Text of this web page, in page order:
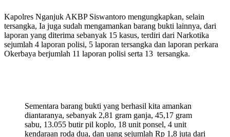
Kapolres Nganjuk AKBP Siswantoro mengungkapkan, selain
tersangka, Ia juga sudah mengamankan barang bukti lainnya, dari
laporan yang diterima sebanyak 15 kasus, terdiri dari Narkotika
sejumlah 4 laporan polisi, 5 laporan tersangka dan laporan perkara
Okerbaya berjumlah 11 laporan polisi serta 13 tersangka.
Sementara barang bukti yang berhasil kita amankan
diantaranya, sebanyak 2,81 gram ganja, 45,17 gram
sabu, 13.055 butir pil koplo, 18 unit ponsel, 4 unit
kendaraan roda dua, dan uang sejumlah Rp 1,8 juta dari